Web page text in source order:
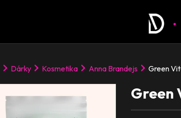
Dárky Kosmetika Anna Brandejs Green
Green